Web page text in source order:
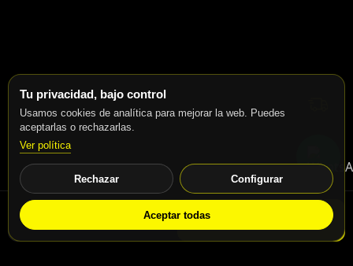
Tu privacidad, bajo control
Usamos cookies de analítica para mejorar la web. Puedes
aceptarlas o rechazarlas.
Ver política
Rechazar Configurar
Aceptar todas